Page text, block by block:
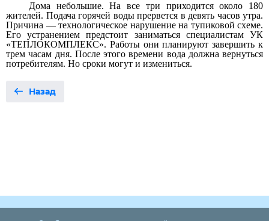
Дома небольшие. На все три приходится около 180
жителей. Подача горячей воды прервется в девять часов утра.
Причина — технологическое нарушение на тупиковой схеме.
Его устранением предстоит заниматься специалистам УК
«ТЕПЛОКОМПЛЕКС». Работы они планируют завершить к
трем часам дня. После этого времени вода должна вернуться
потребителям. Но сроки могут и измениться.
Назад